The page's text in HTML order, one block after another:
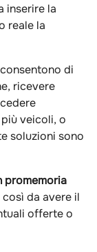
inserire la
reale la
di
ricevere
veicoli, o
soluzioni sono
promemoria
da avere il
offerte o